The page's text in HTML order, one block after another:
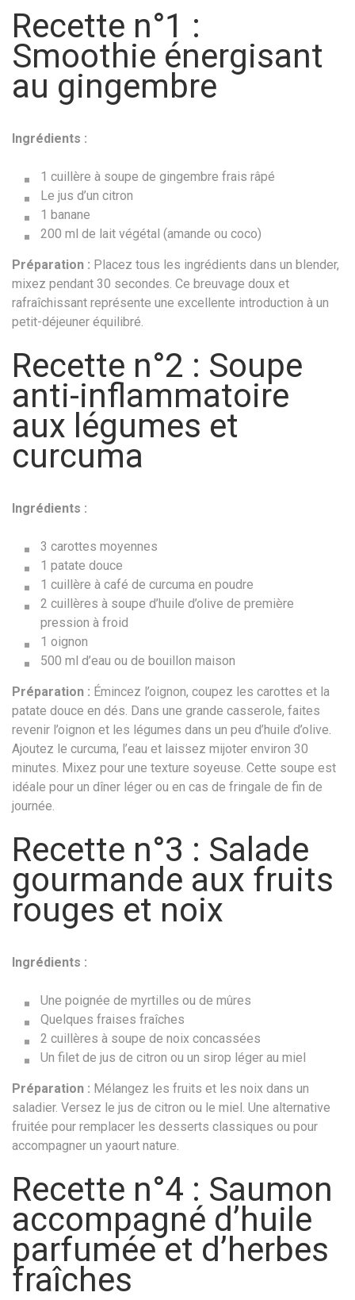
Recette n°1 :
Smoothie énergisant
au gingembre
Ingrédients :
1 cuillère à soupe de gingembre frais râpé
Le jus d’un citron
1 banane
200 ml de lait végétal (amande ou coco)
Préparation : Placez tous les ingrédients dans un blender,
mixez pendant 30 secondes. Ce breuvage doux et
rafraîchissant représente une excellente introduction à un
petit-déjeuner équilibré.
Recette n°2 : Soupe
anti-inflammatoire
aux légumes et
curcuma
Ingrédients :
3 carottes moyennes
1 patate douce
1 cuillère à café de curcuma en poudre
2 cuillères à soupe d’huile d’olive de première
pression à froid
1 oignon
500 ml d’eau ou de bouillon maison
Préparation : Émincez l’oignon, coupez les carottes et la
patate douce en dés. Dans une grande casserole, faites
revenir l’oignon et les légumes dans un peu d’huile d’olive.
Ajoutez le curcuma, l’eau et laissez mijoter environ 30
minutes. Mixez pour une texture soyeuse. Cette soupe est
idéale pour un dîner léger ou en cas de fringale de fin de
journée.
Recette n°3 : Salade
gourmande aux fruits
rouges et noix
Ingrédients :
Une poignée de myrtilles ou de mûres
Quelques fraises fraîches
2 cuillères à soupe de noix concassées
Un filet de jus de citron ou un sirop léger au miel
Préparation : Mélangez les fruits et les noix dans un
saladier. Versez le jus de citron ou le miel. Une alternative
fruitée pour remplacer les desserts classiques ou pour
accompagner un yaourt nature.
Recette n°4 : Saumon
accompagné d’huile
parfumée et d’herbes
fraîches